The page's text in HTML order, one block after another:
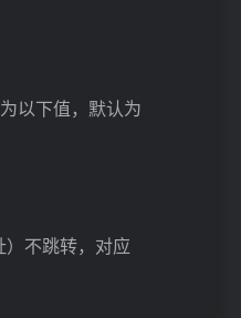
以下值，默认为
不跳转，对应